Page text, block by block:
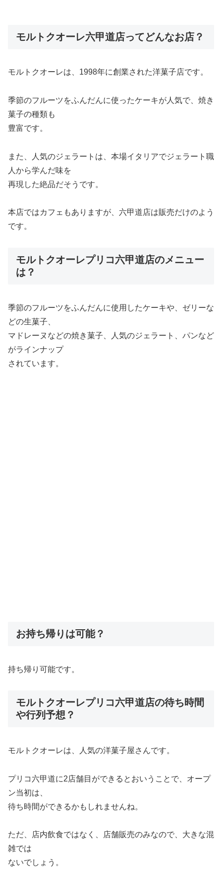
モルトクオーレ六甲道店ってどんなお店？
モルトクオーレは、1998年に創業された洋菓子店です。
季節のフルーツをふんだんに使ったケーキが人気で、焼き
菓子の種類も
豊富です。
また、人気のジェラートは、本場イタリアでジェラート職
人から学んだ味を
再現した絶品だそうです。
本店ではカフェもありますが、六甲道店は販売だけのよう
です。
モルトクオーレプリコ六甲道店のメニュー
は？
季節のフルーツをふんだんに使用したケーキや、ゼリーな
どの生菓子、
マドレーヌなどの焼き菓子、人気のジェラート、パンなど
がラインナップ
されています。
お持ち帰りは可能？
持ち帰り可能です。
モルトクオーレプリコ六甲道店の待ち時間
や行列予想？
モルトクオーレは、人気の洋菓子屋さんです。
プリコ六甲道に2店舗目ができるとおいうことで、オープ
ン当初は、
待ち時間ができるかもしれませんね。
ただ、店内飲食ではなく、店舗販売のみなので、大きな混
雑では
ないでしょう。